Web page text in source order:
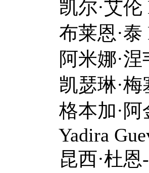
·艾伦
恩·泰
娜·涅韦斯
琳·梅塞尔
加·阿金纳
Guevara-
·杜恩-巴克